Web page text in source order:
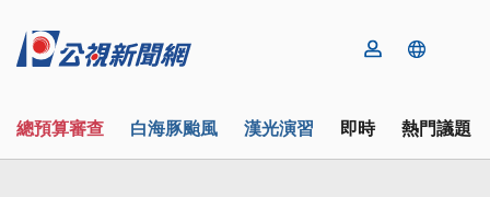
總預算審查 白海豚颱風 漢光演習 即時 熱門議題